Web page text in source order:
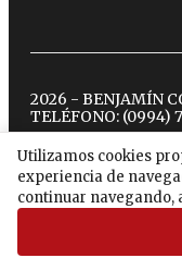
Utilizamos cookies
experiencia de
continuar navegando,
2026 - BENJAMÍN
TELÉFONO: (0994)
twitter